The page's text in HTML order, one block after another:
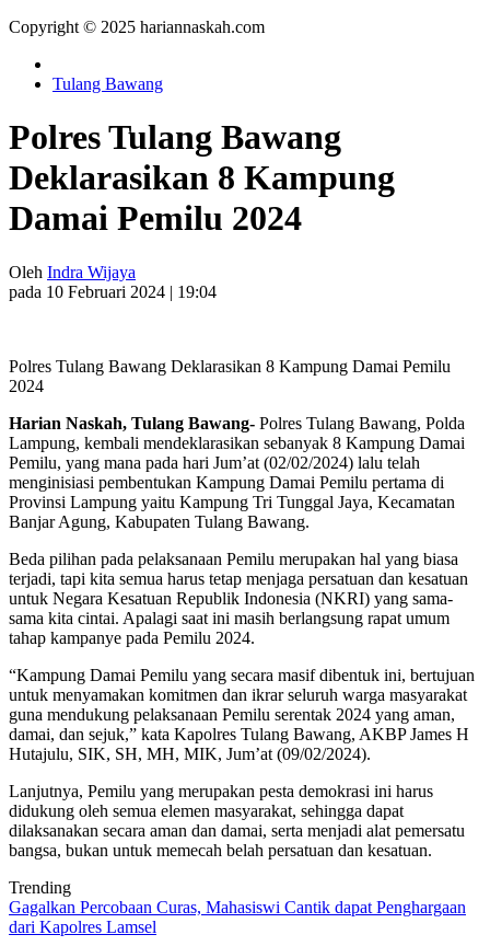
Copyright © 2025 hariannaskah.com
Tulang Bawang
Polres Tulang Bawang
Deklarasikan 8 Kampung
Damai Pemilu 2024
Oleh Indra Wijaya
pada 10 Februari 2024 | 19:04
Polres Tulang Bawang Deklarasikan 8 Kampung Damai Pemilu
2024
Harian Naskah, Tulang Bawang- Polres Tulang Bawang, Polda
Lampung, kembali mendeklarasikan sebanyak 8 Kampung Damai
Pemilu, yang mana pada hari Jum’at (02/02/2024) lalu telah
menginisiasi pembentukan Kampung Damai Pemilu pertama di
Provinsi Lampung yaitu Kampung Tri Tunggal Jaya, Kecamatan
Banjar Agung, Kabupaten Tulang Bawang.
Beda pilihan pada pelaksanaan Pemilu merupakan hal yang biasa
terjadi, tapi kita semua harus tetap menjaga persatuan dan kesatuan
untuk Negara Kesatuan Republik Indonesia (NKRI) yang sama-
sama kita cintai. Apalagi saat ini masih berlangsung rapat umum
tahap kampanye pada Pemilu 2024.
“Kampung Damai Pemilu yang secara masif dibentuk ini, bertujuan
untuk menyamakan komitmen dan ikrar seluruh warga masyarakat
guna mendukung pelaksanaan Pemilu serentak 2024 yang aman,
damai, dan sejuk,” kata Kapolres Tulang Bawang, AKBP James H
Hutajulu, SIK, SH, MH, MIK, Jum’at (09/02/2024).
Lanjutnya, Pemilu yang merupakan pesta demokrasi ini harus
didukung oleh semua elemen masyarakat, sehingga dapat
dilaksanakan secara aman dan damai, serta menjadi alat pemersatu
bangsa, bukan untuk memecah belah persatuan dan kesatuan.
Trending
Gagalkan Percobaan Curas, Mahasiswi Cantik dapat Penghargaan
dari Kapolres Lamsel